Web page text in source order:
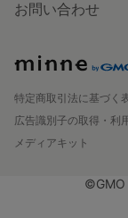
お問い合わせ
特定商取引法に基づく
広告識別子の取得・利
メディアキット
©GMO